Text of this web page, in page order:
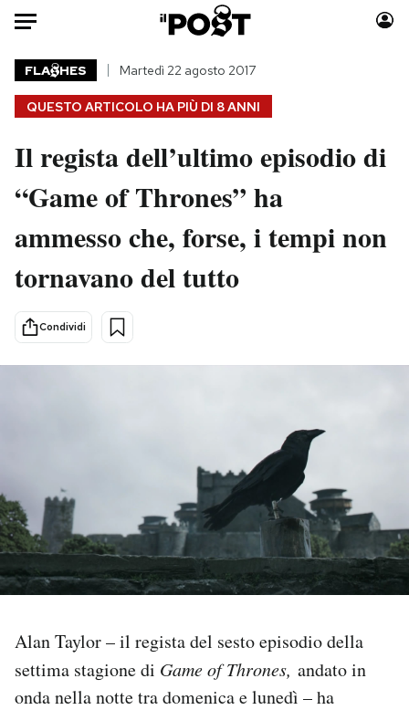
Auto
HOME
Italia
Politica
Tecnologia
Scienza
Cultura
Economia
Sport
Moda
Consumismi
Storie/Idee
Media
Mondiali calcio 2026
NEWSLETTER
CALENDARIO
QUESTO ARTICOLO HA PIÙ DI 8 ANNI
FLA HES Martedì 22 agosto 2017
Il regista dell’ultimo episodio di
“Game of Thrones” ha
ammesso che, forse, i tempi non
tornavano del tutto
Condividi
Alan Taylor – il regista del sesto episodio della
settima stagione di Game of Thrones, andato in
onda nella notte tra domenica e lunedì – ha